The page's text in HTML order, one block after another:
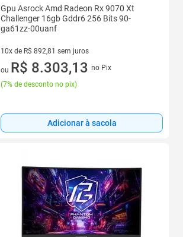
Gpu Asrock Amd Radeon Rx 9070 Xt
Challenger 16gb Gddr6 256 Bits 90-
ga61zz-00uanf
10x de R$ 892,81 sem juros
10 vez de R$ 892,81 sem juros
ou R$ 8.303,13 no Pix
(7% de desconto no pix)
Adicionar à sacola